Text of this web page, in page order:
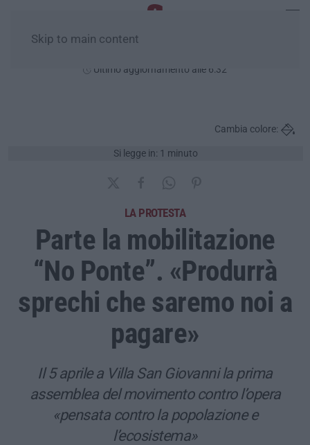
Skip to main content
Ultimo aggiornamento alle 6:32
Si legge in: 1 minuto
Cambia colore:
LA PROTESTA
Parte la mobilitazione
“No Ponte”. «Produrrà
sprechi che saremo noi a
pagare»
Il 5 aprile a Villa San Giovanni la prima
assemblea del movimento contro l’opera
«pensata contro la popolazione e
l’ecosistema»